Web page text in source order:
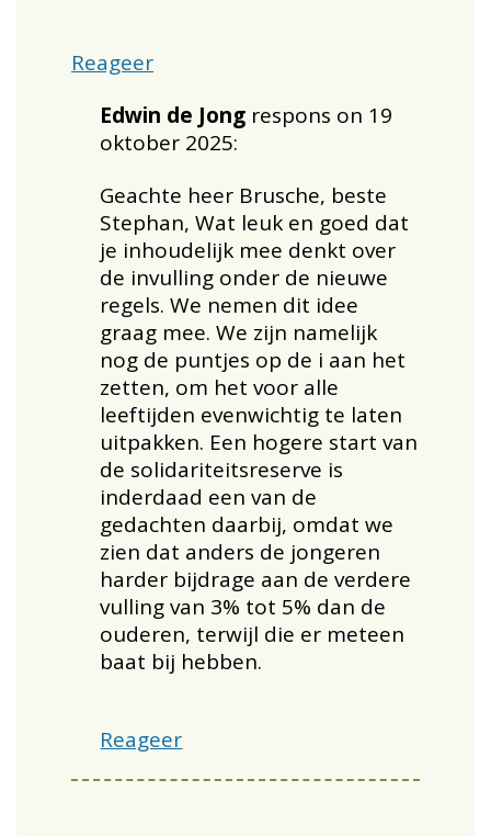
Reageer
Edwin de Jong respons on 19
oktober 2025:
Geachte heer Brusche, beste
Stephan, Wat leuk en goed dat
je inhoudelijk mee denkt over
de invulling onder de nieuwe
regels. We nemen dit idee
graag mee. We zijn namelijk
nog de puntjes op de i aan het
zetten, om het voor alle
leeftijden evenwichtig te laten
uitpakken. Een hogere start van
de solidariteitsreserve is
inderdaad een van de
gedachten daarbij, omdat we
zien dat anders de jongeren
harder bijdrage aan de verdere
vulling van 3% tot 5% dan de
ouderen, terwijl die er meteen
baat bij hebben.
Reageer